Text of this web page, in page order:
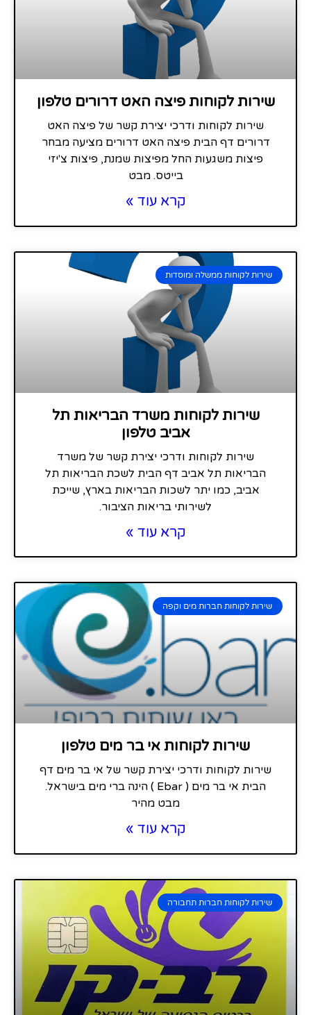
שירות לקוחות פיצה האט דרורים טלפון
שירות לקוחות ודרכי יצירת קשר של פיצה האט
דרורים דף הבית פיצה האט דרורים מציעה מבחר
פיצות משגעות החל מפיצות שמנת, פיצות צ'יזי
בייטס. מבט
קרא עוד »
שירות לקוחות ממשלה ומוסדות
שירות לקוחות משרד הבריאות תל
אביב טלפון
שירות לקוחות ודרכי יצירת קשר של משרד
הבריאות תל אביב דף הבית לשכת הבריאות תל
אביב, כמו יתר לשכות הבריאות בארץ, שייכת
לשירותי בריאות הציבור.
קרא עוד »
שירות לקוחות חברות מים וקפה
שירות לקוחות אי בר מים טלפון
שירות לקוחות ודרכי יצירת קשר של אי בר מים דף
הבית אי בר מים ( Ebar ) הינה ברי מים בישראל.
מבט מהיר
קרא עוד »
שירות לקוחות חברות תחבורה